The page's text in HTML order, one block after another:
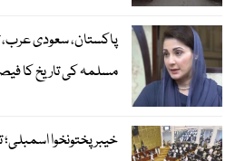
پاکستان، سعودی عرب،
مسلمہ کی تاریخ کا
خیبرپختونخوا